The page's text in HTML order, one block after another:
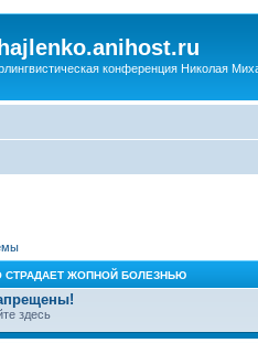
конференция Николая
СТРАДАЕТ ЖОПНОЙ БОЛЕЗНЬЮ
здесь